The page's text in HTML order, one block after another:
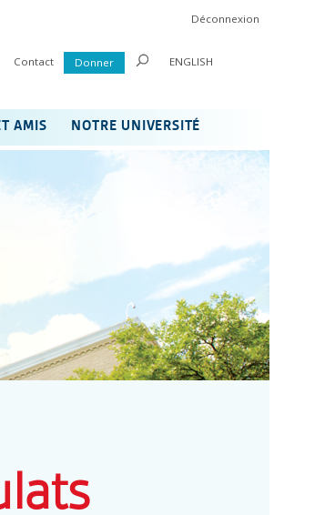
Déconnexion
Contact Donner ENGLISH
AMIS NOTRE UNIVERSITÉ